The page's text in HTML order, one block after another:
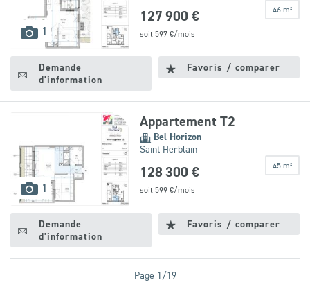
1 images
disponibles
46 m²
127 900 €
soit 597€/mois
Demande
d'information
Favoris / comparer
1 images
disponibles
Appartement T2
Bel Horizon
Saint Herblain
45 m²
128 300 €
soit 599€/mois
Demande
d'information
Favoris / comparer
Page 1/19